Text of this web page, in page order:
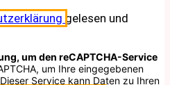
gelesen und
um den reCAPTCHA-Service
um Ihre eingegebenen
Service kann Daten zu Ihren